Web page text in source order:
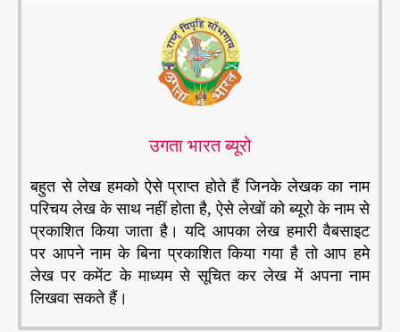
उगता भारत ब्यूरो
बहुत से लेख हमको ऐसे प्राप्त होते हैं जिनके लेखक का नाम
परिचय लेख के साथ नहीं होता है, ऐसे लेखों को ब्यूरो के नाम से
प्रकाशित किया जाता है। यदि आपका लेख हमारी वैबसाइट
पर आपने नाम के बिना प्रकाशित किया गया है तो आप हमे
लेख पर कमेंट के माध्यम से सूचित कर लेख में अपना नाम
लिखवा सकते हैं।